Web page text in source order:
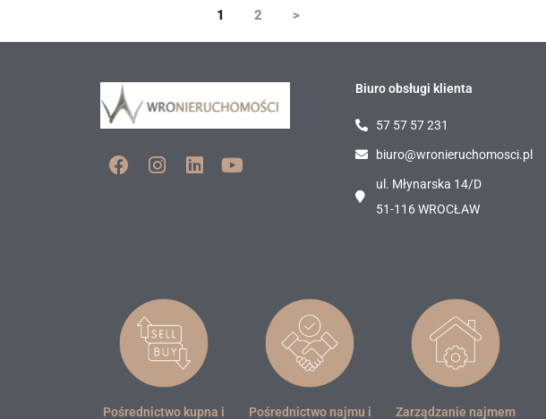
1 2 >
Biuro obsługi klienta
57 57 57 231
biuro@wronieruchomosci.pl
ul. Młynarska 14/D
51-116 WROCŁAW
Pośrednictwo kupna i
Pośrednictwo najmu i
Zarządzanie najmem